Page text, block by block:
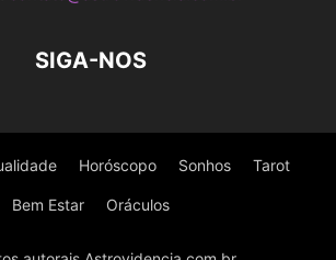
SIGA-NOS
Horóscopo Sonhos Tarot
Bem Estar Oráculos